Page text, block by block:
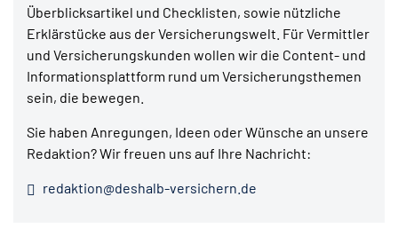
Überblicksartikel und Checklisten, sowie nützliche
Erklärstücke aus der Versicherungswelt. Für Vermittler
und Versicherungskunden wollen wir die Content- und
Informationsplattform rund um Versicherungsthemen
sein, die bewegen.
Sie haben Anregungen, Ideen oder Wünsche an unsere
Redaktion? Wir freuen uns auf Ihre Nachricht:
redaktion@deshalb-versichern.de